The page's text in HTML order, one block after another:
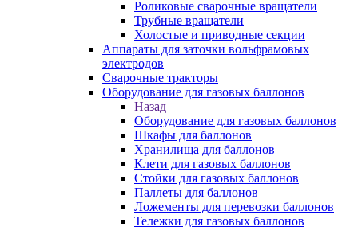
Роликовые сварочные вращатели
Трубные вращатели
Холостые и приводные секции
Аппараты для заточки вольфрамовых
электродов
Сварочные тракторы
Оборудование для газовых баллонов
Назад
Оборудование для газовых баллонов
Шкафы для баллонов
Хранилища для баллонов
Клети для газовых баллонов
Стойки для газовых баллонов
Паллеты для баллонов
Ложементы для перевозки баллонов
Тележки для газовых баллонов